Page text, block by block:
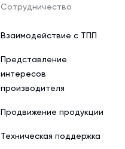
Сотрудничество
Взаимодействие с ТПП
Представление
интересов
производителя
Продвижение продукции
Техническая поддержка